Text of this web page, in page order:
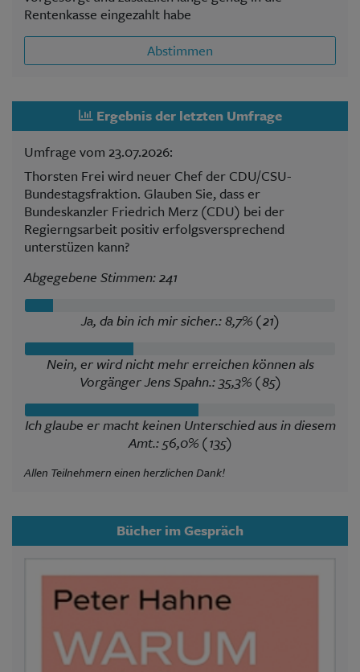
Rentenkasse eingezahlt habe
Abstimmen
Ergebnis der letzten Umfrage
Umfrage vom 23.07.2026:
Thorsten Frei wird neuer Chef der CDU/CSU-
Bundestagsfraktion. Glauben Sie, dass er
Bundeskanzler Friedrich Merz (CDU) bei der
Regierngsarbeit positiv erfolgsversprechend
unterstüzen kann?
Abgegebene Stimmen: 241
Ja, da bin ich mir sicher.: 8,7% (21)
Nein, er wird nicht mehr erreichen können als
Vorgänger Jens Spahn.: 35,3% (85)
Ich glaube er macht keinen Unterschied aus in diesem
Amt.: 56,0% (135)
Allen Teilnehmern einen herzlichen Dank!
Bücher im Gespräch